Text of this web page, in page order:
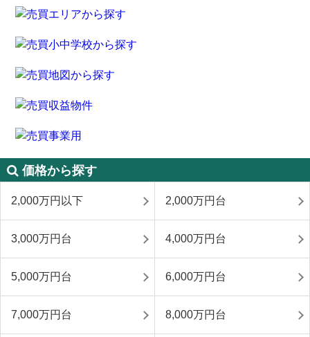
価格から探す
2,000万円以下 2,000万円台
3,000万円台 4,000万円台
5,000万円台 6,000万円台
7,000万円台 8,000万円台